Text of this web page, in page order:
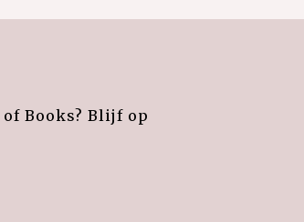
Books? Blijf op